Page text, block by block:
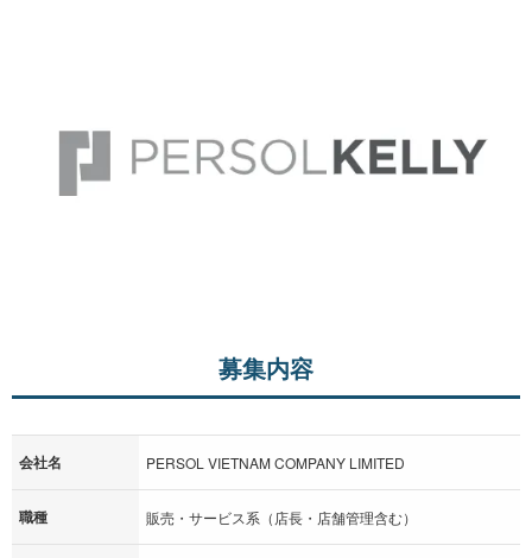
募集内容
会社名 PERSOL VIETNAM COMPANY LIMITED
職種 販売・サービス系（店長・店舗管理含む）